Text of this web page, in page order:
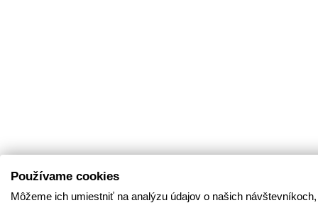
Používame cookies
Môžeme ich umiestniť na analýzu údajov o našich